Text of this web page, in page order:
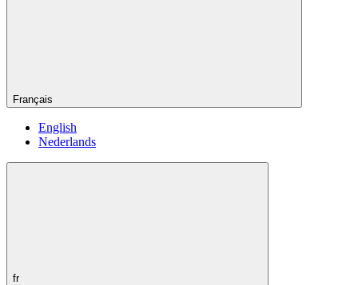
Français
English
Nederlands
fr